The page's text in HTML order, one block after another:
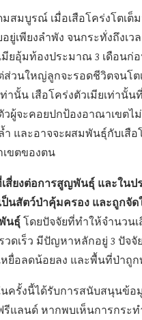
สมบูรณ์ เมื่อเสือโคร่งโตเต็
ยู่เพียงลำพัง จนกระทั่งถึงเว
ยอุ้มท้องประมาณ 3 เดือนก่
ส่วนใหญ่ลูกจะรอดชีวิตจนโต
านั้น เสือโคร่งตัวเมียเท่านั้
ผู้จะคอยปกป้องอาณาเขตไ
และอาจจะผสมพันธุ์กับเสือ
ขตของตน
สี่ยงต่อการสูญพันธุ์ และในป
ป็นสัตว์ป่าคุ้มครอง และถูกจัด
นธุ์โดยปัจจัยที่ทำให้จำนวน
วดเร็ว มีปัญหาหลักอยู่ 3 ปัจจั
ยื่อลดน้อยลง และพื้นที่ป่าถูก
ครั้งนี้ได้รับการสนับสนุนข้อ
แลนด์ หากพบเห็นการกระท